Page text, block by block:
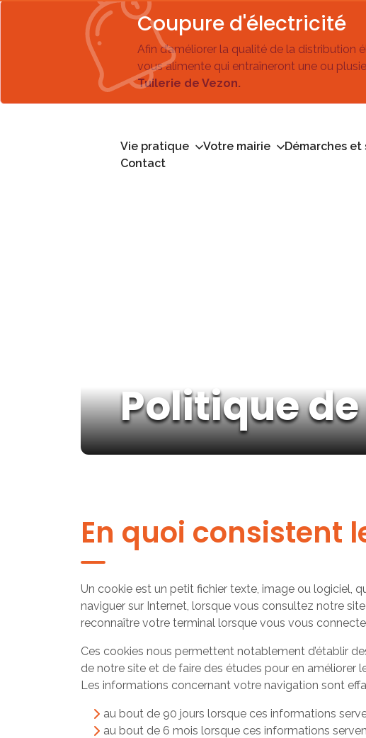
Coupure d'électricité
Afin d’améliorer la qualité de la distribution
vous alimente qui entraîneront une ou
Tuilerie de Vezon.
Vie pratique Votre mairie Démarches et
Contact
Politique
En quoi consistent
Un cookie est un petit fichier texte, image ou logiciel,
naviguer sur Internet, lorsque vous consultez notre
reconnaître votre terminal lorsque vous vous
Ces cookies nous permettent notablement d’établir
de notre site et de faire des études pour en améliorer
Les informations concernant votre navigation sont
au bout de 90 jours lorsque ces informations
au bout de 6 mois lorsque ces informations